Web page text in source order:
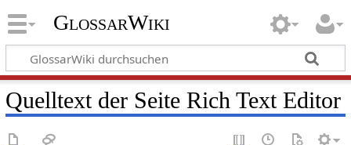
GlossarWiki
Quelltext der Seite Rich Text Editor